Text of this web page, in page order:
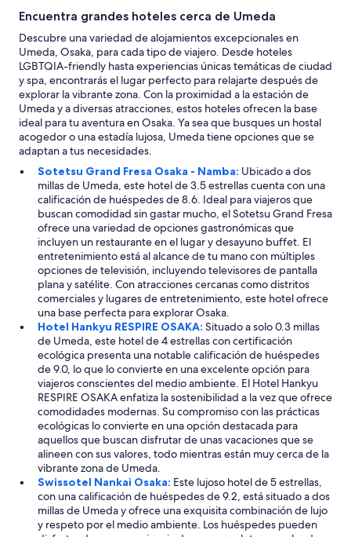
Encuentra grandes hoteles cerca de Umeda
Descubre una variedad de alojamientos excepcionales en
Umeda, Osaka, para cada tipo de viajero. Desde hoteles
LGBTQIA-friendly hasta experiencias únicas temáticas de ciudad
y spa, encontrarás el lugar perfecto para relajarte después de
explorar la vibrante zona. Con la proximidad a la estación de
Umeda y a diversas atracciones, estos hoteles ofrecen la base
ideal para tu aventura en Osaka. Ya sea que busques un hostal
acogedor o una estadía lujosa, Umeda tiene opciones que se
adaptan a tus necesidades.
Sotetsu Grand Fresa Osaka - Namba: Ubicado a dos
millas de Umeda, este hotel de 3.5 estrellas cuenta con una
calificación de huéspedes de 8.6. Ideal para viajeros que
buscan comodidad sin gastar mucho, el Sotetsu Grand Fresa
ofrece una variedad de opciones gastronómicas que
incluyen un restaurante en el lugar y desayuno buffet. El
entretenimiento está al alcance de tu mano con múltiples
opciones de televisión, incluyendo televisores de pantalla
plana y satélite. Con atracciones cercanas como distritos
comerciales y lugares de entretenimiento, este hotel ofrece
una base perfecta para explorar Osaka.
Hotel Hankyu RESPIRE OSAKA: Situado a solo 0.3 millas
de Umeda, este hotel de 4 estrellas con certificación
ecológica presenta una notable calificación de huéspedes
de 9.0, lo que lo convierte en una excelente opción para
viajeros conscientes del medio ambiente. El Hotel Hankyu
RESPIRE OSAKA enfatiza la sostenibilidad a la vez que ofrece
comodidades modernas. Su compromiso con las prácticas
ecológicas lo convierte en una opción destacada para
aquellos que buscan disfrutar de unas vacaciones que se
alineen con sus valores, todo mientras están muy cerca de la
vibrante zona de Umeda.
Swissotel Nankai Osaka: Este lujoso hotel de 5 estrellas,
con una calificación de huéspedes de 9.2, está situado a dos
millas de Umeda y ofrece una exquisita combinación de lujo
y respeto por el medio ambiente. Los huéspedes pueden